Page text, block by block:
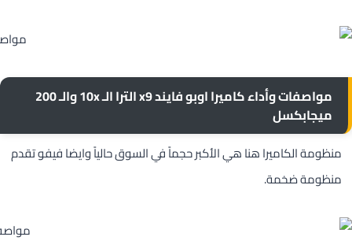
مواصفات وأداء كاميرا اوبو فايند x9 الترا الـ 10x والـ 200
ميجابكسل
منظومة الكاميرا هنا هي الأكبر حجماً في السوق حالياً وايضا فيفو تقدم
منظومة ضخمة.